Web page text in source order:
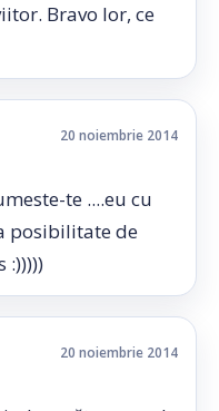
Bravo lor, ce
20 noiembrie 2014
te ....eu cu
posibilitate de
:)))))
20 noiembrie 2014